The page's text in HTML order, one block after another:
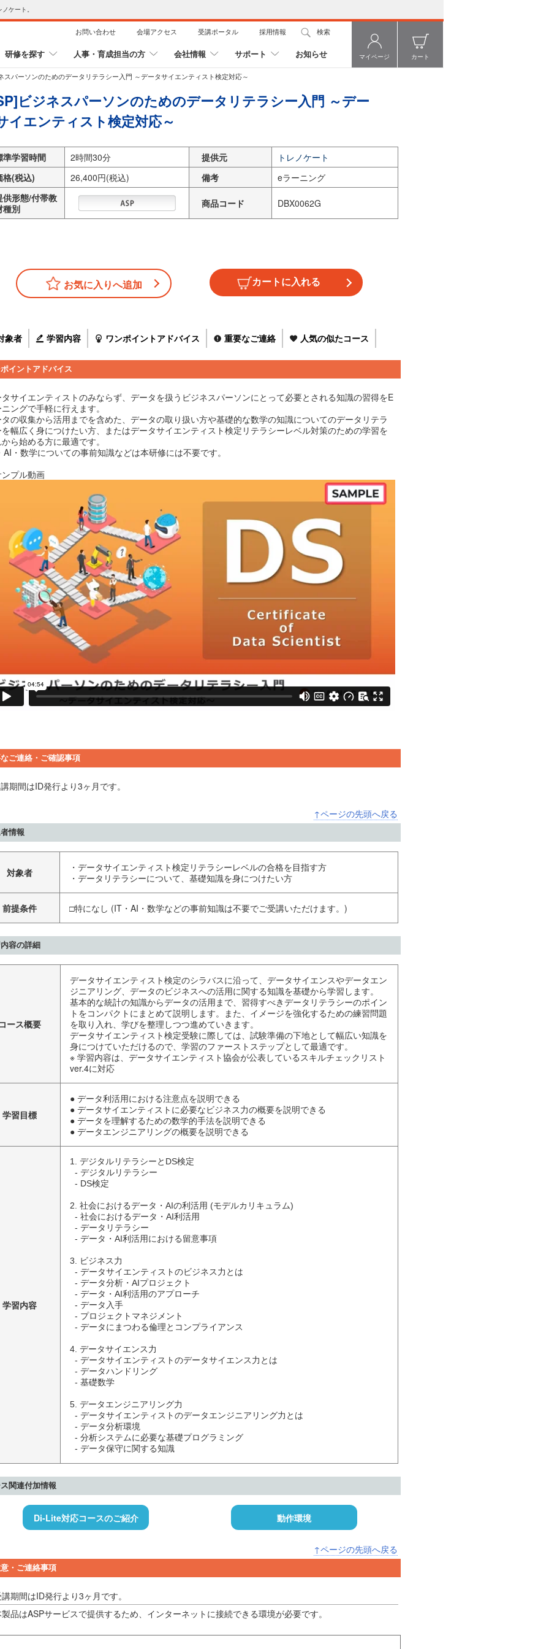
ケート。
お問い合わせ 会場アクセス 受講ポータル 採用情報 検索
研修を探す 人事・育成担当の方 会社情報 サポート お知らせ マイページ カート
スパーソンのためのデータリテラシー入門 ～データサイエンティスト検定対応～
ビジネスパーソンのためのデータリテラシー入門 ～デー
イエンティスト検定対応～
準学習時間 2時間30分 提供元
トレノケート
格(税込)
26,400円(税込) 備考
eラーニング
供形態/付帯教
種別
商品コード DBX0062G
お気に入りへ追加
象者 学習内容 ワンポイントアドバイス 重要なご連絡 人気の似たコース
イントアドバイス
サイエンティストのみならず、データを扱うビジネスパーソンにとって必要とされる知識の習得をE
ングで手軽に行えます。
の収集から活用までを含めた、データの取り扱い方や基礎的な数学の知識についてのデータリテラ
幅広く身につけたい方、またはデータサイエンティスト検定リテラシーレベル対策のための学習を
ら始める方に最適です。
・数学についての事前知識などは本研修には不要です。
プル動画
ご連絡・ご確認事項
期間はID発行より3ヶ月です。
↑ページの先頭へ戻る
情報
対象者
・データサイエンティスト検定リテラシーレベルの合格を目指す方
・データリテラシーについて、基礎知識を身につけたい方
前提条件 □特になし (IT・AI・数学などの事前知識は不要でご受講いただけます。)
容の詳細
ース概要
データサイエンティスト検定のシラバスに沿って、データサイエンスやデータエン
ジニアリング、データのビジネスへの活用に関する知識を基礎から学習します。
基本的な統計の知識からデータの活用まで、習得すべきデータリテラシーのポイン
トをコンパクトにまとめて説明します。また、イメージを強化するための練習問題
を取り入れ、学びを整理しつつ進めていきます。
データサイエンティスト検定受験に際しては、試験準備の下地として幅広い知識を
身につけていただけるので、学習のファーストステップとして最適です。
※ 学習内容は、データサイエンティスト協会が公表しているスキルチェックリスト
ver.4に対応
学習目標
● データ利活用における注意点を説明できる
● データサイエンティストに必要なビジネス力の概要を説明できる
● データを理解するための数学的手法を説明できる
● データエンジニアリングの概要を説明できる
学習内容
1. デジタルリテラシーとDS検定
2. 社会におけるデータ・AIの利活用 (モデルカリキュラム)
3. ビジネス力
4. データサイエンス力
5. データエンジニアリング力
  - データ保守に関する知識
関連付加情報
Di-Lite対応コースのご紹介 動作環境
↑ページの先頭へ戻る
・ご連絡事項
期間はID発行より3ヶ月です。
品はASPサービスで提供するため、インターネットに接続できる環境が必要です。